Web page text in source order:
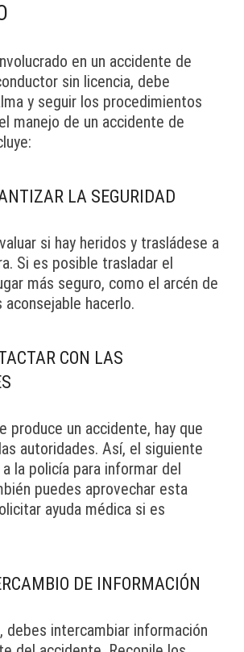
en un accidente de
sin licencia, debe
y seguir los procedimientos
manejo de un accidente de
LA SEGURIDAD
si hay heridos y trasládese a
Si es posible trasladar el
más seguro, como el arcén de
hacerlo.
CON LAS
produce un accidente, hay que
autoridades. Así, el siguiente
la policía para informar del
puedes aprovechar esta
ayuda médica si es
DE INFORMACIÓN
debes intercambiar información